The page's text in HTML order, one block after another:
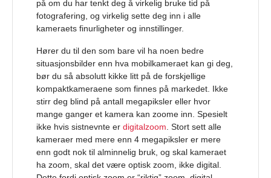
på om du har tenkt deg å virkelig bruke tid på
fotografering, og virkelig sette deg inn i alle
kameraets finurligheter og innstillinger.
Hører du til den som bare vil ha noen bedre
situasjonsbilder enn hva mobilkameraet kan gi deg,
bør du så absolutt kikke litt på de forskjellige
kompaktkameraene som finnes på markedet. Ikke
stirr deg blind på antall megapiksler eller hvor
mange ganger et kamera kan zoome inn. Spesielt
ikke hvis sistnevnte er digitalzoom. Stort sett alle
kameraer med mere enn 4 megapiksler er mere
enn godt nok til alminnelig bruk, og skal kameraet
ha zoom, skal det være optisk zoom, ikke digital.